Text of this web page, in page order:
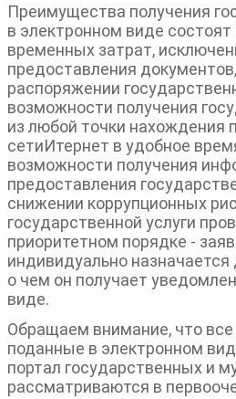
Преимущества получения
в электронном виде
временных затрат,
предоставления
распоряжении
возможности получения
из любой точки нахождения
сетиИтернет в удобное
возможности получения
предоставления
снижении коррупционных
государственной услуги
приоритетном порядке -
индивидуально
о чем он получает
виде.
Обращаем внимание, что все
поданные в электронном
портал государственных и
рассматриваются в